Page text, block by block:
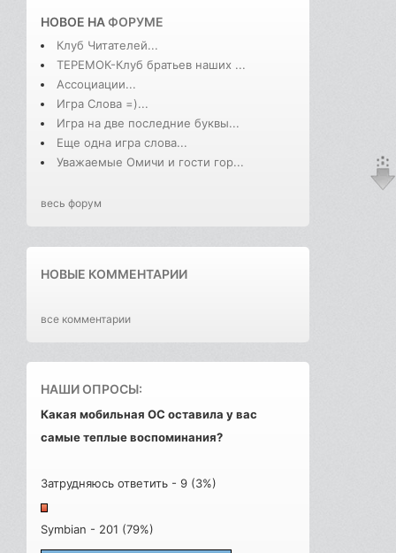
НОВОЕ НАФОРУМЕ
Клуб Читателей...
ТЕРЕМОК-Клуб братьев наших ...
Ассоциации...
Игра Слова =)...
Игра на две последние буквы...
Еще одна игра слова...
Уважаемые Омичи и гости гор...
весь форум
НОВЫЕ КОММЕНТАРИИ
все комментарии
НАШИ ОПРОСЫ:
Какая мобильная ОС оставила у вас
самые теплые воспоминания?
Затрудняюсь ответить - 9 (3%)
Symbian - 201 (79%)